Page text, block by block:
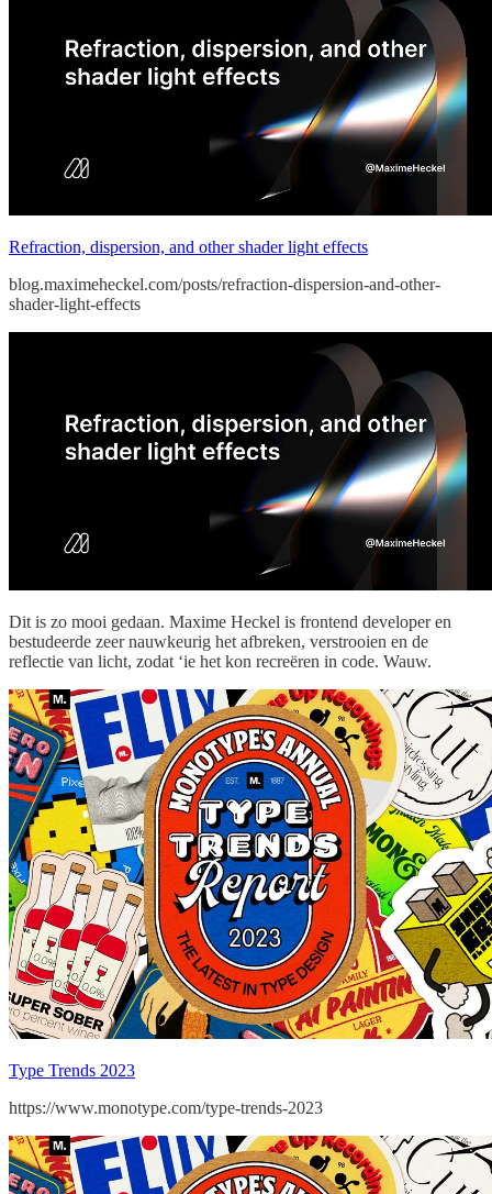
Refraction, dispersion, and other shader light effects
blog.maximeheckel.com/posts/refraction-dispersion-and-other-
shader-light-effects
Dit is zo mooi gedaan. Maxime Heckel is frontend developer en
bestudeerde zeer nauwkeurig het afbreken, verstrooien en de
reflectie van licht, zodat ‘ie het kon recreëren in code. Wauw.
Type Trends 2023
https://www.monotype.com/type-trends-2023